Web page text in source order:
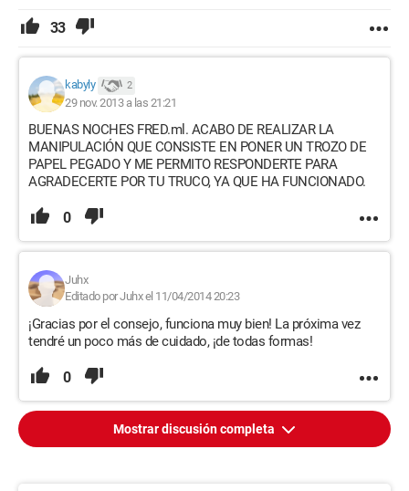
33
kabyly 2
29 nov. 2013 a las 21:21
BUENAS NOCHES FRED.ml. ACABO DE REALIZAR LA
MANIPULACIÓN QUE CONSISTE EN PONER UN TROZO DE
PAPEL PEGADO Y ME PERMITO RESPONDERTE PARA
AGRADECERTE POR TU TRUCO, YA QUE HA FUNCIONADO.
0
Juhx
Editado por Juhx el 11/04/2014 20:23
¡Gracias por el consejo, funciona muy bien! La próxima vez
tendré un poco más de cuidado, ¡de todas formas!
0
Mostrar discusión completa